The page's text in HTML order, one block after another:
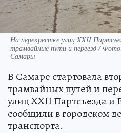
На перекрестке улиц XXII
трамвайные пути и переезд /
Самары
В Самаре стартовала
трамвайных путей и
улиц XXII Партсъезда и
сообщили в городском
транспорта.